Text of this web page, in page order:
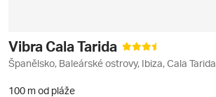
Vibra Cala Tarida
Španělsko, Baleárské ostrovy, Ibiza, Cala Tarida
100 m od pláže